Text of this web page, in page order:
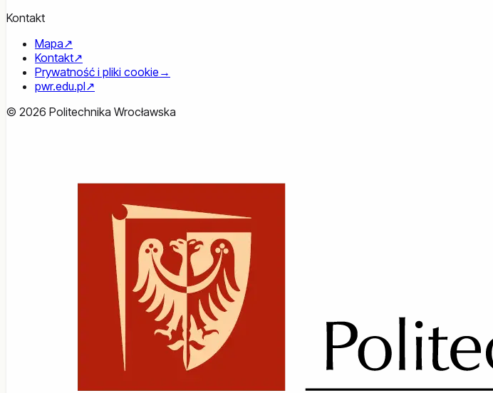
Kontakt
Mapa↗
Kontakt↗
Prywatność i pliki cookie →
pwr.edu.pl↗
© 2026 Politechnika Wrocławska